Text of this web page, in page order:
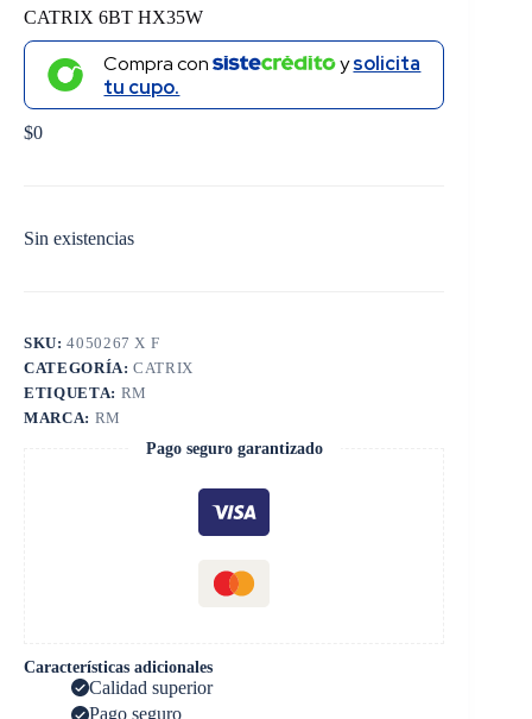
CATRIX 6BT HX35W
Compra con ysolicita
tu cupo.
$0
Sin existencias
SKU:4050267 X F
CATEGORÍA:CATRIX
ETIQUETA: RM
MARCA: RM
Pago seguro garantizado
Características adicionales
Calidad superior
Pago seguro